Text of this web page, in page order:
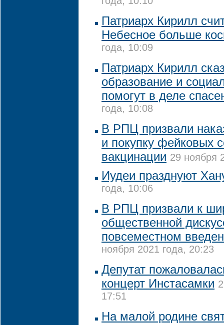
Патриарх Кирилл
Небесное больше
года, 10:09
Патриарх Кирилл
образование и
помогут в деле
года, 10:08
В РПЦ призвали
и покупку фейковых
вакцинации 29 ноября
Иудеи празднуют
года, 10:06
В РПЦ призвали к
общественной
повсеместном
ноября 2021 года, 20:23
Депутат
концерт Инстасамки
17:51
На малой родине